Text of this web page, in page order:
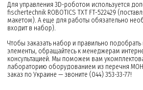
Для управления 3D-роботом используется
fisсhertechnik ROBOTICS TXT FT-522429
макетом). А еще для работы обязательно
входит в набор).
Чтобы заказать набор и правильно
элементы, обращайтесь к менеджерам
консультацией. Мы поможем вам
лабораторию оборудованием из перечня
заказ по Украине — звоните (044) 353-33-77!